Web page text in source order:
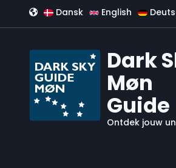
Overslaan en naar de inhoud gaan
Dansk English
Dark
Møn
Guide
Ontdek jouw